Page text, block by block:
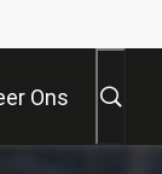
Ons